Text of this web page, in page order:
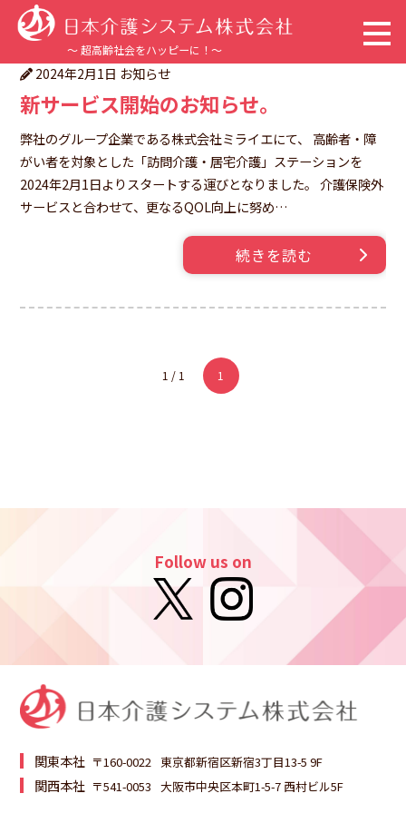
～ 超高齢社会をハッピーに！～
トップページ
企業情報
事業内容
採用情報
個人情報・SNSアカウント情報の取り扱いについて
カスタマーハラスメントへの対応
2024年2月1日 お知らせ
新サービス開始のお知らせ。
弊社のグループ企業である株式会社ミライエにて、 高齢者・障
がい者を対象とした「訪問介護・居宅介護」ステーションを
2024年2月1日よりスタートする運びとなりました。 介護保険外
サービスと合わせて、更なるQOL向上に努め…
続きを読む
1 / 1 1
Follow us on
関東本社 〒160-0022 東京都新宿区新宿3丁目13-5 9F
関西本社 〒541-0053 大阪市中央区本町1-5-7 西村ビル5F